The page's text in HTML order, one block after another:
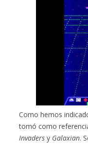
Como hemos
tomó como
Invaders y Galaxian.